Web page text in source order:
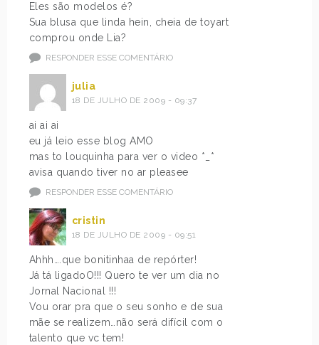
Eles são modelos é?
Sua blusa que linda hein, cheia de toyart
comprou onde Lia?
RESPONDER ESSE COMENTÁRIO
julia
18 DE JULHO DE 2009 - 09:37
ai ai ai
eu já leio esse blog AMO
mas to louquinha para ver o video *_*
avisa quando tiver no ar pleasee
RESPONDER ESSE COMENTÁRIO
cristin
18 DE JULHO DE 2009 - 09:51
Ahhh….que bonitinhaa de repórter!
Já tá ligadoO!!! Quero te ver um dia no
Jornal Nacional !!!
Vou orar pra que o seu sonho e de sua
mãe se realizem…não será difícil com o
talento que vc tem!